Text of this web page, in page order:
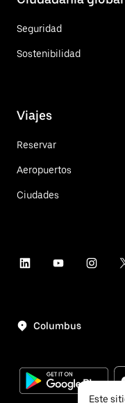
Seguridad
Sostenibilidad
Viajes
Reservar
Aeropuertos
Ciudades
Columbus
Este